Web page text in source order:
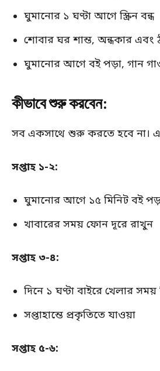
ঘুমানোর ১ ঘণ্টা আগে স্ক্রিন বন্ধ
শোবার ঘর শান্ত, অন্ধকার এবং
ঘুমানোর আগে বই পড়া, গান
কীভাবে শুরু করবেন:
সব একসাথে শুরু করতে হবে
সপ্তাহ ১-২:
ঘুমানোর আগে ১৫ মিনিট বই
খাবারের সময় ফোন দূরে রাখুন
সপ্তাহ ৩-৪:
দিনে ১ ঘণ্টা বাইরে খেলার
সপ্তাহান্তে প্রকৃতিতে যাওয়া
সপ্তাহ ৫-৬: